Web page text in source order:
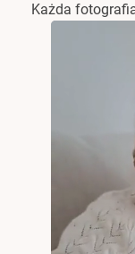
Każda